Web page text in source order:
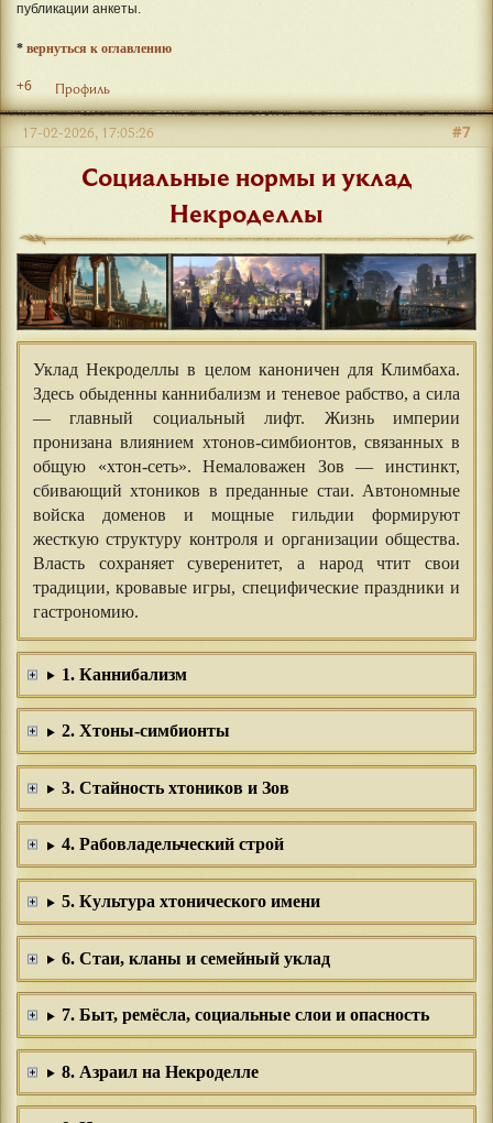
публикации анкеты.
* вернуться к оглавлению
+6 Профиль
#7
17-02-2026, 17:05:26
Социальные нормы и уклад
Некроделлы
Уклад Некроделлы в целом каноничен для Климбаха.
Здесь обыденны каннибализм и теневое рабство, а сила
— главный социальный лифт. Жизнь империи
пронизана влиянием хтонов-симбионтов, связанных в
общую «хтон-сеть». Немаловажен Зов — инстинкт,
сбивающий хтоников в преданные стаи. Автономные
войска доменов и мощные гильдии формируют
жесткую структуру контроля и организации общества.
Власть сохраняет суверенитет, а народ чтит свои
традиции, кровавые игры, специфические праздники и
гастрономию.
1. Каннибализм
2. Хтоны-симбионты
3. Стайность хтоников и Зов
4. Рабовладельческий строй
5. Культура хтонического имени
6. Стаи, кланы и семейный уклад
7. Быт, ремёсла, социальные слои и опасность
8. Азраил на Некроделле